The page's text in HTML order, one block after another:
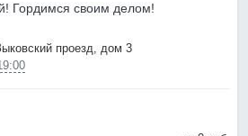
Гордимся своим делом!
проезд, дом 3